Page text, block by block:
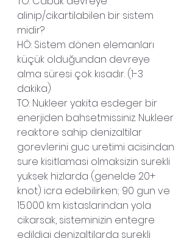
alinip/cikartilabilen bir sistem
midir?
HÖ: Sistem dönen elemanları
küçük olduğundan devreye
alma süresi çok kısadır. (1-3
dakika)
TO: Nukleer yakita esdeger bir
enerjiden bahsetmissiniz. Nukleer
reaktore sahip denizaltilar
gorevlerini guc uretimi acisindan
sure kisitlamasi olmaksizin surekli
yuksek hizlarda (genelde 20+
knot) icra edebilirken; 90 gun ve
15.000 km kistaslarindan yola
cikarsak, sisteminizin entegre
edildigi denizaltilarda surekli